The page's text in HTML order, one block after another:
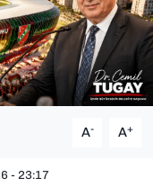
A- A+
- 23:17